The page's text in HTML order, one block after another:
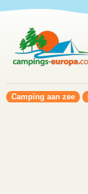
Camping aan zee